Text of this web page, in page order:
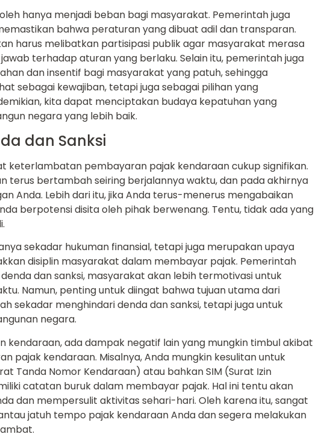
hanya menjadi beban bagi masyarakat. Pemerintah juga
bahwa peraturan yang dibuat adil dan transparan.
harus melibatkan partisipasi publik agar masyarakat merasa
terhadap aturan yang berlaku. Selain itu, pemerintah juga
dan insentif bagi masyarakat yang patuh, sehingga
sebagai kewajiban, tetapi juga sebagai pilihan yang
kita dapat menciptakan budaya kepatuhan yang
negara yang lebih baik.
dan Sanksi
keterlambatan pembayaran pajak kendaraan cukup signifikan.
terus bertambah seiring berjalannya waktu, dan pada akhirnya
Anda. Lebih dari itu, jika Anda terus-menerus mengabaikan
berpotensi disita oleh pihak berwenang. Tentu, tidak ada yang
sekadar hukuman finansial, tetapi juga merupakan upaya
disiplin masyarakat dalam membayar pajak. Pemerintah
dan sanksi, masyarakat akan lebih termotivasi untuk
Namun, penting untuk diingat bahwa tujuan utama dari
sekadar menghindari denda dan sanksi, tetapi juga untuk
negara.
kendaraan, ada dampak negatif lain yang mungkin timbul akibat
pajak kendaraan. Misalnya, Anda mungkin kesulitan untuk
Tanda Nomor Kendaraan) atau bahkan SIM (Surat Izin
catatan buruk dalam membayar pajak. Hal ini tentu akan
dan mempersulit aktivitas sehari-hari. Oleh karena itu, sangat
jatuh tempo pajak kendaraan Anda dan segera melakukan